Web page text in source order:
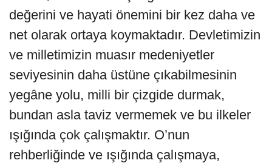
değerini ve hayati önemini bir kez daha ve
net olarak ortaya koymaktadır. Devletimizin
ve milletimizin muasır medeniyetler
seviyesinin daha üstüne çıkabilmesinin
yegâne yolu, milli bir çizgide durmak,
bundan asla taviz vermemek ve bu ilkeler
ışığında çok çalışmaktır. O’nun
rehberliğinde ve ışığında çalışmaya,